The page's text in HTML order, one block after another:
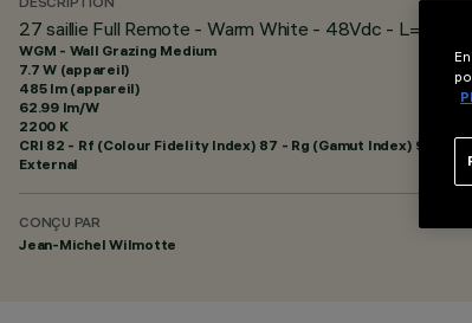
DESCRIPTION
27 saillie Full Remote - Warm White - 48Vdc -
WGM - Wall Grazing Medium
7.7 W (appareil)
485 lm (appareil)
62.99 lm/W
2200 K
CRI 82 - Rf (Colour Fidelity Index) 87 - Rg (Gamut Index) 97
External
CONÇU PAR
Jean-Michel Wilmotte